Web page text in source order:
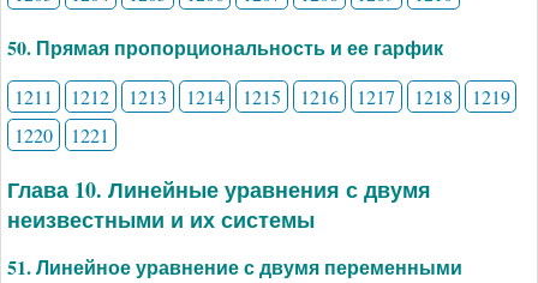
50. Прямая пропорциональность и ее гарфик
1211 1212 1213 1214 1215 1216 1217 1218
1219
1220
1221
Глава 10. Линейные уравнения с двумя
неизвестными и их системы
51. Линейное уравнение с двумя переменными